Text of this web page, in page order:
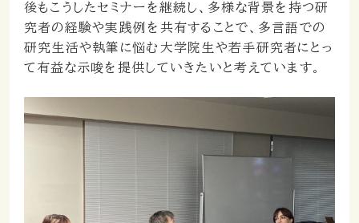
後もこうしたセミナーを継続し、多様な背景を持つ研
究者の経験や実践例を共有することで、多言語での
研究生活や執筆に悩む大学院生や若手研究者にとっ
て有益な示唆を提供していきたいと考えています。